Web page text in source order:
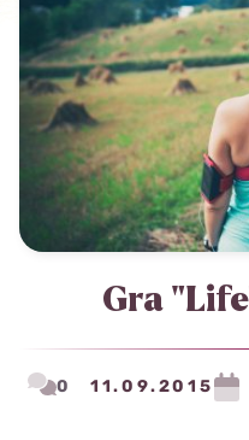
Gra
0 11.09.2015